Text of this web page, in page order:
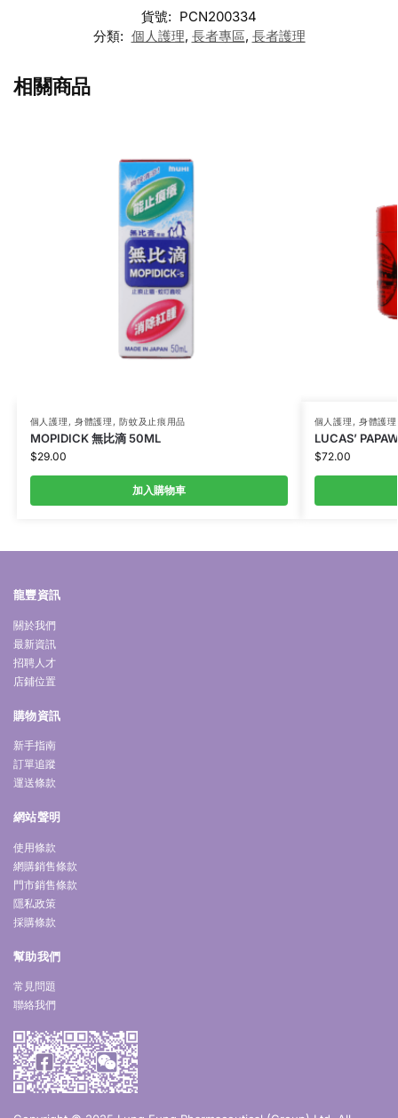
貨號: PCN200334
分類: 個人護理, 長者專區, 長者護理
相關商品
個人護理 , 身體護理 , 防蚊及止痕用品
MOPIDICK 無比滴 50ML
$29.00
加入購物車
個人護理 , 身體護理
LUCAS’
$72.00
龍豐資訊
關於我們
最新資訊
招聘人才
店鋪位置
購物資訊
新手指南
訂單追蹤
運送條款
網站聲明
使用條款
網購銷售條款
門市銷售條款
隱私政策
採購條款
幫助我們
常見問題
聯絡我們